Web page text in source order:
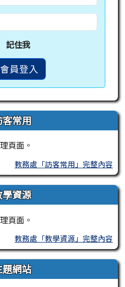
記住我
員登入
常用
頁面。
教務處「訪客常用」完整內容
資源
頁面。
教務處「教學資源」完整內容
網站